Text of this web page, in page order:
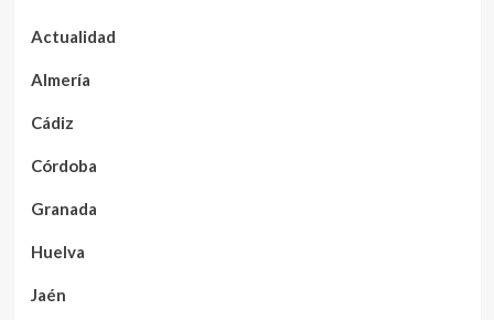
Actualidad
Almería
Cádiz
Córdoba
Granada
Huelva
Jaén